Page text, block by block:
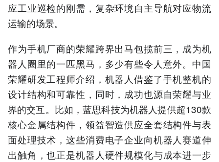
应工业巡检的刚需，复杂环境自主导航对应物流
运输的场景。
作为手机厂商的荣耀跨界出马包揽前三，成为机
器人圈里的一匹黑马，多少有些令人意外。中国
荣耀研发工程师介绍，机器人借鉴了手机整机的
设计结构和可靠性，同时，成功也源自荣耀与业
界的交互。比如，蓝思科技为机器人提供超130款
核心金属结构件，领益智造供应全套结构件与表
面处理技术，这些消费电子企业向机器人赛道伸
出触角，也正是机器人硬件规模化与成本进一步